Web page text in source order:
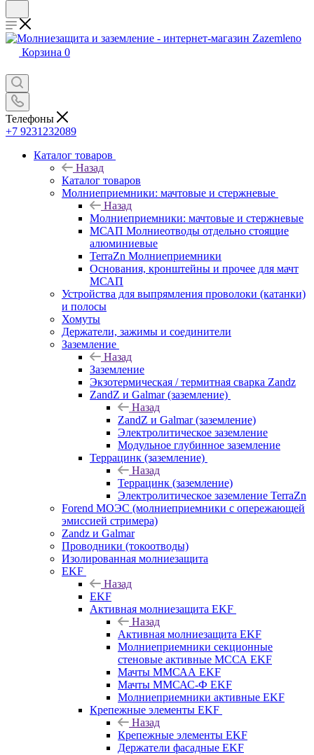
Корзина 0
Телефоны
+7 9231232089
Каталог товаров
Назад
Каталог товаров
Молниеприемники: мачтовые и стержневые
Назад
Молниеприемники: мачтовые и стержневые
МСАП Молниеотводы отдельно стоящие
алюминиевые
TerraZn Молниеприемники
Основания, кронштейны и прочее для мачт
МСАП
Устройства для выпрямления проволоки (катанки)
и полосы
Хомуты
Держатели, зажимы и соединители
Заземление
Назад
Заземление
Экзотермическая / термитная сварка Zandz
ZandZ и Galmar (заземление)
Назад
ZandZ и Galmar (заземление)
Электролитическое заземление
Модульное глубинное заземление
Террацинк (заземление)
Назад
Террацинк (заземление)
Электролитическое заземление TerraZn
Forend МОЭС (молниеприемники с опережающей
эмиссией стримера)
Zandz и Galmar
Проводники (токоотводы)
Изолированная молниезащита
EKF
Назад
EKF
Активная молниезащита EKF
Назад
Активная молниезащита EKF
Молниеприемники секционные
стеновые активные МССА EKF
Мачты ММСАА EKF
Мачты ММСАС-Ф EKF
Молниеприемники активные EKF
Крепежные элементы EKF
Назад
Крепежные элементы EKF
Держатели фасадные EKF